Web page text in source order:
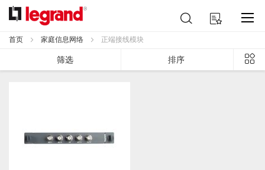
跳
到
容
我的购物车
索
首页 家庭信息网络 正端接线模块
筛选 排序